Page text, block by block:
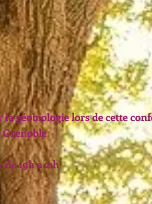
géobiologie lors de cette
Grenoble
19h à 21h